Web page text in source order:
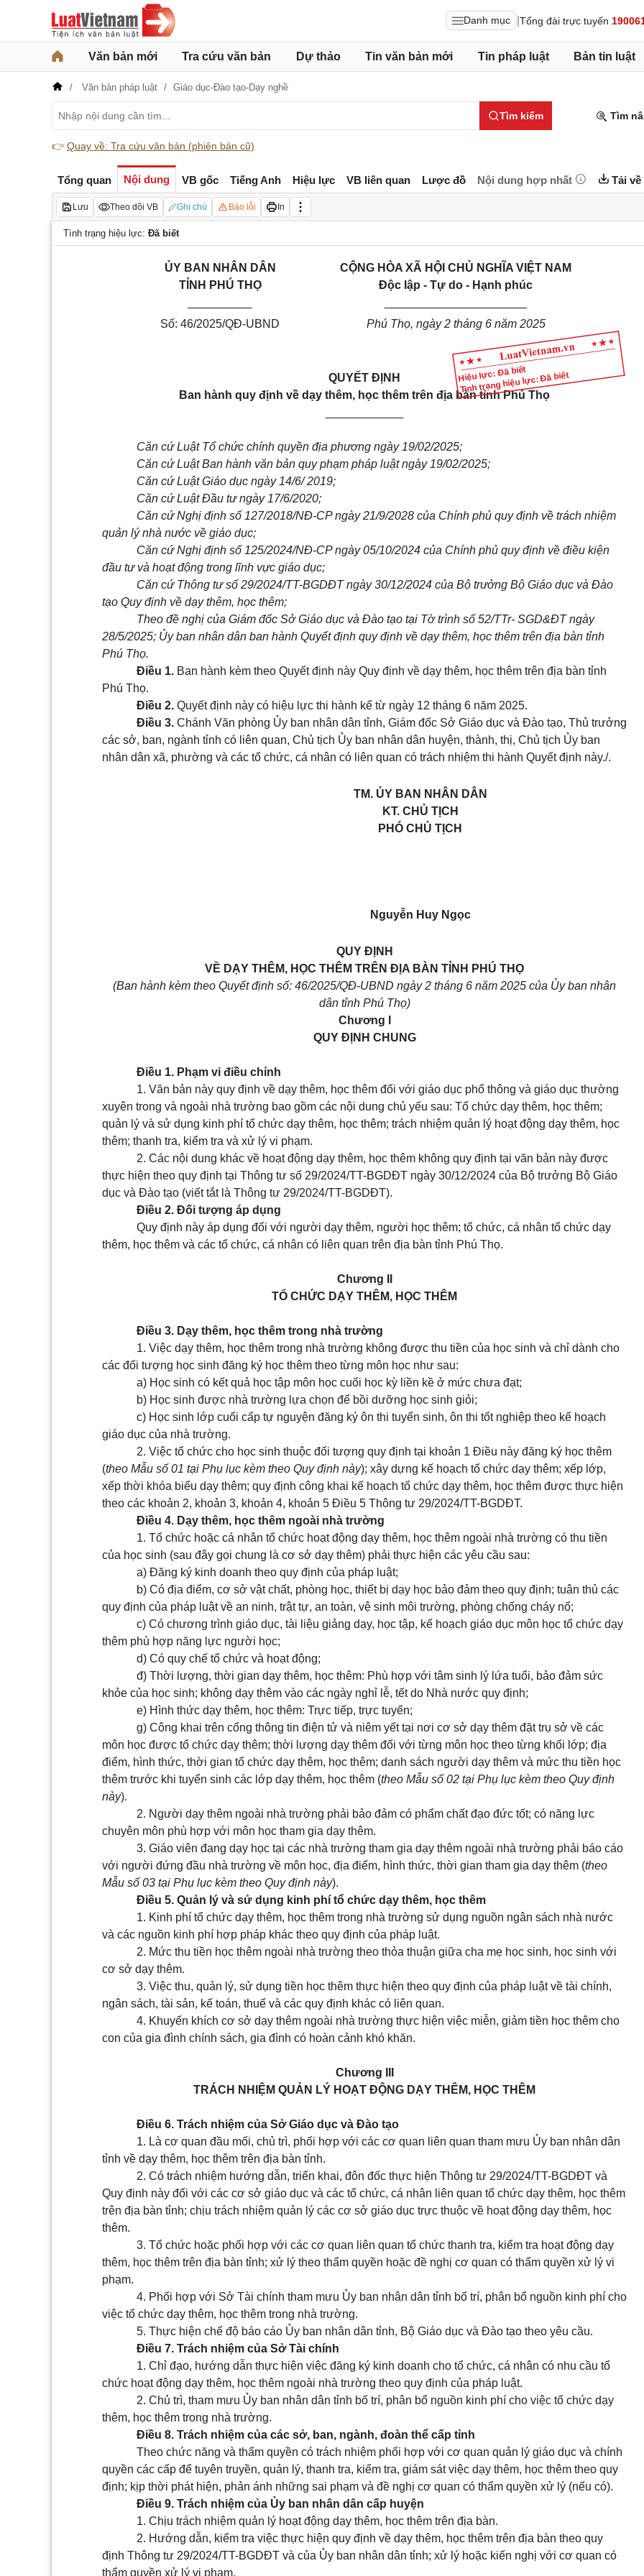
Danh mục Tổng đài trực tuyến
Văn bản mới Tra cứu văn bản Dự thảo Tin văn bản mới Tin pháp luật Bản tin luật
Văn bản pháp luật Giáo dục-Đào tạo-Dạy nghề
Tìm kiếm Tìm
👉 Quay về: Tra cứu văn bản (phiên bản cũ)
Tổng quan Nội dung VB gốc Tiếng Anh Hiệu lực VB liên quan Lược đồ Nội dung hợp nhất Tải về
Lưu Theo dõi VB Ghi chú Báo lỗi In
Tình trạng hiệu lực: Đã biết
Hiệu lực: Đã biết
Tình trạng hiệu lực: Đã biết
ỦY BAN NHÂN DÂN
TỈNH PHÚ THỌ
CỘNG HÒA XÃ HỘI CHỦ NGHĨA VIỆT NAM
Độc lập - Tự do - Hạnh phúc
Số: 46/2025/QĐ-UBND
Phú Thọ, ngày 2 tháng 6 năm 2025
QUYẾT ĐỊNH
Ban hành quy định về dạy thêm, học thêm trên địa bàn tỉnh Phú Thọ
Căn cứ Luật Tổ chức chính quyền địa phương ngày 19/02/2025;
Căn cứ Luật Ban hành văn bản quy phạm pháp luật ngày 19/02/2025;
Căn cứ Luật Giáo dục ngày 14/6/ 2019;
Căn cứ Luật Đầu tư ngày 17/6/2020;
Căn cứ Nghị định số 127/2018/NĐ-CP ngày 21/9/2028 của Chính phủ quy định về trách nhiệm
quản lý nhà nước về giáo dục;
Căn cứ Nghị định số 125/2024/NĐ-CP ngày 05/10/2024 của Chính phủ quy định về điều kiện
đầu tư và hoạt động trong lĩnh vực giáo dục;
Căn cứ Thông tư số 29/2024/TT-BGDĐT ngày 30/12/2024 của Bộ trưởng Bộ Giáo dục và Đào
tạo Quy định về dạy thêm, học thêm;
Theo đề nghị của Giám đốc Sở Giáo dục và Đào tạo tại Tờ trình số 52/TTr- SGD&ĐT ngày
28/5/2025; Ủy ban nhân dân ban hành Quyết định quy định về dạy thêm, học thêm trên địa bàn tỉnh
Phú Thọ.
Điều 1. Ban hành kèm theo Quyết định này Quy định về dạy thêm, học thêm trên địa bàn tỉnh
Phú Thọ.
Điều 2. Quyết định này có hiệu lực thi hành kể từ ngày 12 tháng 6 năm 2025.
Điều 3. Chánh Văn phòng Ủy ban nhân dân tỉnh, Giám đốc Sở Giáo dục và Đào tạo, Thủ trưởng
các sở, ban, ngành tỉnh có liên quan, Chủ tịch Ủy ban nhân dân huyện, thành, thị, Chủ tịch Ủy ban
nhân dân xã, phường và các tổ chức, cá nhân có liên quan có trách nhiệm thi hành Quyết định này./.
TM. ỦY BAN NHÂN DÂN
KT. CHỦ TỊCH
PHÓ CHỦ TỊCH
Nguyễn Huy Ngọc
QUY ĐỊNH
VỀ DẠY THÊM, HỌC THÊM TRÊN ĐỊA BÀN TỈNH PHÚ THỌ
(Ban hành kèm theo Quyết định số: 46/2025/QĐ-UBND ngày 2 tháng 6 năm 2025 của Ủy ban nhân
dân tỉnh Phú Thọ)
Chương I
QUY ĐỊNH CHUNG
Điều 1. Phạm vi điều chỉnh
1. Văn bản này quy định về dạy thêm, học thêm đối với giáo dục phổ thông và giáo dục thường
xuyên trong và ngoài nhà trường bao gồm các nội dung chủ yếu sau: Tổ chức dạy thêm, học thêm;
quản lý và sử dụng kinh phí tổ chức dạy thêm, học thêm; trách nhiệm quản lý hoạt động dạy thêm, học
thêm; thanh tra, kiểm tra và xử lý vi phạm.
2. Các nội dung khác về hoạt động dạy thêm, học thêm không quy định tại văn bản này được
thực hiện theo quy định tại Thông tư số 29/2024/TT-BGDĐT ngày 30/12/2024 của Bộ trưởng Bộ Giáo
dục và Đào tạo (viết tắt là Thông tư 29/2024/TT-BGDĐT).
Điều 2. Đối tượng áp dụng
Quy định này áp dụng đối với người dạy thêm, người học thêm; tổ chức, cá nhân tổ chức dạy
thêm, học thêm và các tổ chức, cá nhân có liên quan trên địa bàn tỉnh Phú Thọ.
Chương II
TỔ CHỨC DẠY THÊM, HỌC THÊM
Điều 3. Dạy thêm, học thêm trong nhà trường
1. Việc dạy thêm, học thêm trong nhà trường không được thu tiền của học sinh và chỉ dành cho
các đối tượng học sinh đăng ký học thêm theo từng môn học như sau:
a) Học sinh có kết quả học tập môn học cuối học kỳ liền kề ở mức chưa đạt;
b) Học sinh được nhà trường lựa chọn để bồi dưỡng học sinh giỏi;
c) Học sinh lớp cuối cấp tự nguyện đăng ký ôn thi tuyển sinh, ôn thi tốt nghiệp theo kế hoạch
giáo dục của nhà trường.
2. Việc tổ chức cho học sinh thuộc đối tượng quy định tại khoản 1 Điều này đăng ký học thêm
(theo Mẫu số 01 tại Phụ lục kèm theo Quy định này); xây dựng kế hoạch tổ chức dạy thêm; xếp lớp,
xếp thời khóa biểu dạy thêm; quy định công khai kế hoạch tổ chức dạy thêm, học thêm được thực hiện
theo các khoản 2, khoản 3, khoản 4, khoản 5 Điều 5 Thông tư 29/2024/TT-BGDĐT.
Điều 4. Dạy thêm, học thêm ngoài nhà trường
1. Tổ chức hoặc cá nhân tổ chức hoạt động dạy thêm, học thêm ngoài nhà trường có thu tiền
của học sinh (sau đây gọi chung là cơ sở dạy thêm) phải thực hiện các yêu cầu sau:
a) Đăng ký kinh doanh theo quy định của pháp luật;
b) Có địa điểm, cơ sở vật chất, phòng học, thiết bị dạy học bảo đảm theo quy định; tuân thủ các
quy định của pháp luật về an ninh, trật tự, an toàn, vệ sinh môi trường, phòng chống cháy nổ;
c) Có chương trình giáo dục, tài liệu giảng dạy, học tập, kế hoạch giáo dục môn học tổ chức dạy
thêm phù hợp năng lực người học;
d) Có quy chế tổ chức và hoạt động;
đ) Thời lượng, thời gian dạy thêm, học thêm: Phù hợp với tâm sinh lý lứa tuổi, bảo đảm sức
khỏe của học sinh; không dạy thêm vào các ngày nghỉ lễ, tết do Nhà nước quy định;
e) Hình thức dạy thêm, học thêm: Trực tiếp, trực tuyến;
g) Công khai trên cổng thông tin điện tử và niêm yết tại nơi cơ sở dạy thêm đặt trụ sở về các
môn học được tổ chức dạy thêm; thời lượng dạy thêm đối với từng môn học theo từng khối lớp; địa
điểm, hình thức, thời gian tổ chức dạy thêm, học thêm; danh sách người dạy thêm và mức thu tiền học
thêm trước khi tuyển sinh các lớp dạy thêm, học thêm (theo Mẫu số 02 tại Phụ lục kèm theo Quy định
này).
2. Người dạy thêm ngoài nhà trường phải bảo đảm có phẩm chất đạo đức tốt; có năng lực
chuyên môn phù hợp với môn học tham gia dạy thêm.
3. Giáo viên đang dạy học tại các nhà trường tham gia dạy thêm ngoài nhà trường phải báo cáo
với người đứng đầu nhà trường về môn học, địa điểm, hình thức, thời gian tham gia dạy thêm (theo
Mẫu số 03 tại Phụ lục kèm theo Quy định này).
Điều 5. Quản lý và sử dụng kinh phí tổ chức dạy thêm, học thêm
1. Kinh phí tổ chức dạy thêm, học thêm trong nhà trường sử dụng nguồn ngân sách nhà nước
và các nguồn kinh phí hợp pháp khác theo quy định của pháp luật.
2. Mức thu tiền học thêm ngoài nhà trường theo thỏa thuận giữa cha mẹ học sinh, học sinh với
cơ sở dạy thêm.
3. Việc thu, quản lý, sử dụng tiền học thêm thực hiện theo quy định của pháp luật về tài chính,
ngân sách, tài sản, kế toán, thuế và các quy định khác có liên quan.
4. Khuyến khích cơ sở dạy thêm ngoài nhà trường thực hiện việc miễn, giảm tiền học thêm cho
con của gia đình chính sách, gia đình có hoàn cảnh khó khăn.
Chương III
TRÁCH NHIỆM QUẢN LÝ HOẠT ĐỘNG DẠY THÊM, HỌC THÊM
Điều 6. Trách nhiệm của Sở Giáo dục và Đào tạo
1. Là cơ quan đầu mối, chủ trì, phối hợp với các cơ quan liên quan tham mưu Ủy ban nhân dân
tỉnh về dạy thêm, học thêm trên địa bàn tỉnh.
2. Có trách nhiệm hướng dẫn, triển khai, đôn đốc thực hiện Thông tư 29/2024/TT-BGDĐT và
Quy định này đối với các cơ sở giáo dục và các tổ chức, cá nhân liên quan tổ chức dạy thêm, học thêm
trên địa bàn tỉnh; chịu trách nhiệm quản lý các cơ sở giáo dục trực thuộc về hoạt động dạy thêm, học
thêm.
3. Tổ chức hoặc phối hợp với các cơ quan liên quan tổ chức thanh tra, kiểm tra hoạt động dạy
thêm, học thêm trên địa bàn tỉnh; xử lý theo thẩm quyền hoặc đề nghị cơ quan có thẩm quyền xử lý vi
phạm.
4. Phối hợp với Sở Tài chính tham mưu Ủy ban nhân dân tỉnh bố trí, phân bổ nguồn kinh phí cho
việc tổ chức dạy thêm, học thêm trong nhà trường.
5. Thực hiện chế độ báo cáo Ủy ban nhân dân tỉnh, Bộ Giáo dục và Đào tạo theo yêu cầu.
Điều 7. Trách nhiệm của Sở Tài chính
1. Chỉ đạo, hướng dẫn thực hiện việc đăng ký kinh doanh cho tổ chức, cá nhân có nhu cầu tổ
chức hoạt động dạy thêm, học thêm ngoài nhà trường theo quy định của pháp luật.
2. Chủ trì, tham mưu Ủy ban nhân dân tỉnh bố trí, phân bổ nguồn kinh phí cho việc tổ chức dạy
thêm, học thêm trong nhà trường.
Điều 8. Trách nhiệm của các sở, ban, ngành, đoàn thể cấp tỉnh
Theo chức năng và thẩm quyền có trách nhiệm phối hợp với cơ quan quản lý giáo dục và chính
quyền các cấp để tuyên truyền, quản lý, thanh tra, kiểm tra, giám sát việc dạy thêm, học thêm theo quy
định; kịp thời phát hiện, phản ánh những sai phạm và đề nghị cơ quan có thẩm quyền xử lý (nếu có).
Điều 9. Trách nhiệm của Ủy ban nhân dân cấp huyện
1. Chịu trách nhiệm quản lý hoạt động dạy thêm, học thêm trên địa bàn.
2. Hướng dẫn, kiểm tra việc thực hiện quy định về dạy thêm, học thêm trên địa bàn theo quy
định Thông tư 29/2024/TT-BGDĐT và của Ủy ban nhân dân tỉnh; xử lý hoặc kiến nghị với cơ quan có
thẩm quyền xử lý vi phạm.